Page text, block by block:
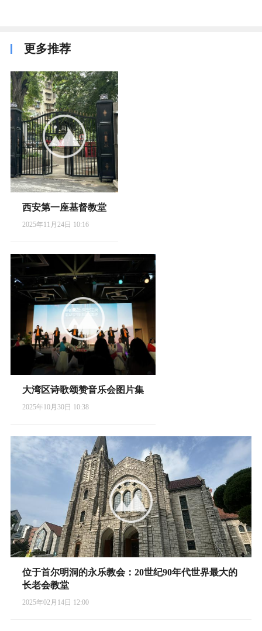
更多推荐
西安第一座基督教堂
2025年11月24日 10:16
大湾区诗歌颂赞音乐会图片集
2025年10月30日 10:38
位于首尔明洞的永乐教会：20世纪90年代世界最大的
长老会教堂
2025年02月14日 12:00